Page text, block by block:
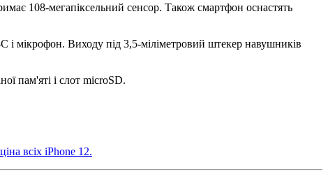
108-мегапіксельний сенсор. Також смартфон оснастять
і мікрофон. Виходу під 3,5-міліметровий штекер навушників
пам'яті і слот microSD.
всіх iPhone 12.